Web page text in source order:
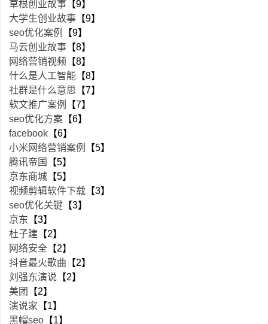
草根创业故事 【9】
大学生创业故事 【9】
seo优化案例
【9】
马云创业故事 【8】
网络营销视频 【8】
什么是人工智能 【8】
社群是什么意思 【7】
软文推广案例
【7】
seo优化方案 【6】
facebook 【6】
小米网络营销案例
【5】
腾讯帝国
【5】
京东商城 【5】
视频剪辑软件下载 【3】
seo优化关键 【3】
京东 【3】
杜子建 【2】
网络安全 【2】
抖音最火歌曲 【2】
刘强东演说 【2】
美团
【2】
演说家 【1】
黑帽seo 【1】